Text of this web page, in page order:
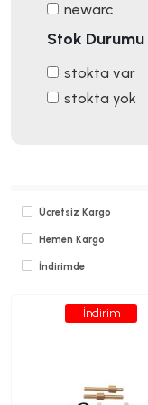
newarc
Stok Durumu
stokta var
stokta yok
Ücretsiz Kargo
Hemen Kargo
İndirimde
İndirim